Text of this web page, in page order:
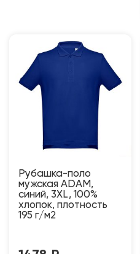
Рубашка-поло
мужская ADAM,
синий, 3XL, 100%
хлопок, плотность
195 г/м2